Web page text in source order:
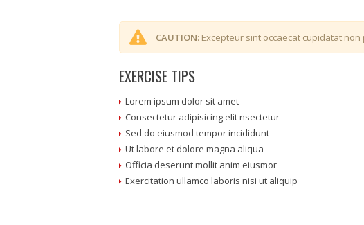
CAUTION: Excepteur sint occaecat cupidatat
EXERCISE TIPS
Lorem ipsum dolor sit amet
Consectetur adipisicing elit nsectetur
Sed do eiusmod tempor incididunt
Ut labore et dolore magna aliqua
Officia deserunt mollit anim eiusmor
Exercitation ullamco laboris nisi ut aliquip